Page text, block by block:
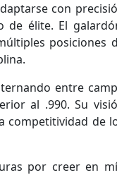
con
de élite. El
posiciones
entre
al .990. Su
competitividad de
por creer en